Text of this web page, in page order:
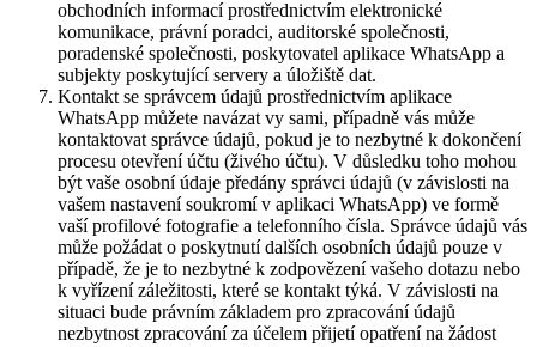
obchodních informací prostřednictvím elektronické
komunikace, právní poradci, auditorské společnosti,
poradenské společnosti, poskytovatel aplikace WhatsApp a
subjekty poskytující servery a úložiště dat.
Kontakt se správcem údajů prostřednictvím aplikace
WhatsApp můžete navázat vy sami, případně vás může
kontaktovat správce údajů, pokud je to nezbytné k dokončení
procesu otevření účtu (živého účtu). V důsledku toho mohou
být vaše osobní údaje předány správci údajů (v závislosti na
vašem nastavení soukromí v aplikaci WhatsApp) ve formě
vaší profilové fotografie a telefonního čísla. Správce údajů vás
může požádat o poskytnutí dalších osobních údajů pouze v
případě, že je to nezbytné k zodpovězení vašeho dotazu nebo
k vyřízení záležitosti, které se kontakt týká. V závislosti na
situaci bude právním základem pro zpracování údajů
nezbytnost zpracování za účelem přijetí opatření na žádost